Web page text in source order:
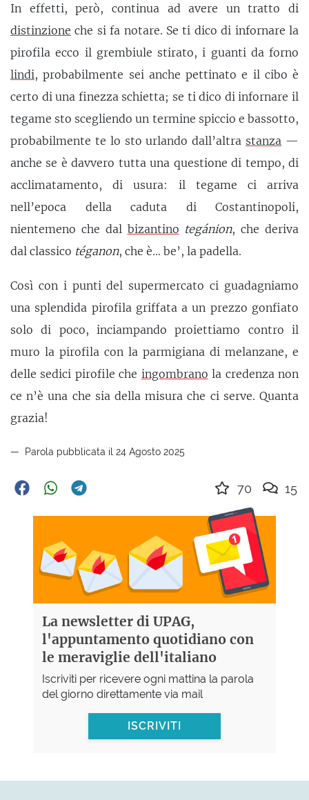
In effetti, però, continua ad avere un tratto di
distinzione che si fa notare. Se ti dico di infornare la
pirofila ecco il grembiule stirato, i guanti da forno
lindi, probabilmente sei anche pettinato e il cibo è
certo di una finezza schietta; se ti dico di infornare il
tegame sto scegliendo un termine spiccio e bassotto,
probabilmente te lo sto urlando dall’altra stanza —
anche se è davvero tutta una questione di tempo, di
acclimatamento, di usura: il tegame ci arriva
nell’epoca della caduta di Costantinopoli,
nientemeno che dal bizantino tegánion, che deriva
dal classico téganon, che è… be’, la padella.
Così con i punti del supermercato ci guadagniamo
una splendida pirofila griffata a un prezzo gonfiato
solo di poco, inciampando proiettiamo contro il
muro la pirofila con la parmigiana di melanzane, e
delle sedici pirofile che ingombrano la credenza non
ce n’è una che sia della misura che ci serve. Quanta
grazia!
Parola pubblicata il 24 Agosto 2025
70 15
La newsletter di UPAG,
l'appuntamento quotidiano con
le meraviglie dell'italiano
Iscriviti per ricevere ogni mattina la parola
del giorno direttamente via mail
ISCRIVITI